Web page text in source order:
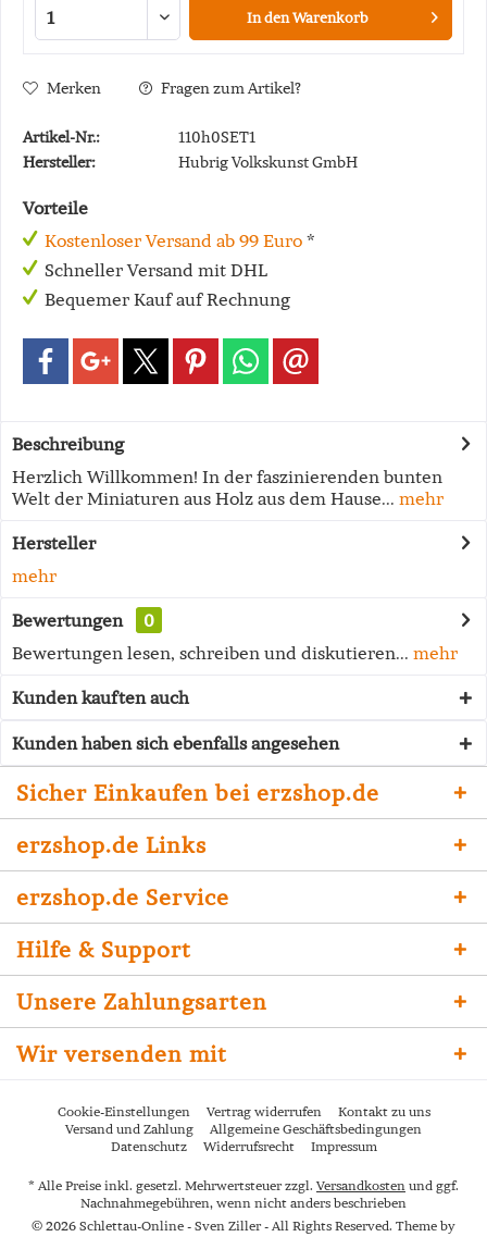
In denWarenkorb
Merken Fragen zum Artikel?
Artikel-Nr.:
110h0SET1
Hersteller:
Hubrig Volkskunst GmbH
Vorteile
Kostenloser Versand ab 99 Euro *
Schneller Versand mit DHL
Bequemer Kauf auf Rechnung
Beschreibung
Herzlich Willkommen! In der faszinierenden bunten
Welt der Miniaturen aus Holz aus dem Hause... mehr
Hersteller
mehr
Bewertungen
0
Bewertungen lesen, schreiben und diskutieren... mehr
Kunden kauften auch
Kunden haben sich ebenfalls angesehen
Sicher Einkaufen bei erzshop.de
erzshop.de Links
erzshop.de Service
Hilfe & Support
Unsere Zahlungsarten
Wir versenden mit
Cookie-Einstellungen Vertrag widerrufen
Kontakt zu uns
Versand und Zahlung
Allgemeine Geschäftsbedingungen
Datenschutz
Widerrufsrecht Impressum
* Alle Preise inkl. gesetzl. Mehrwertsteuer zzgl. Versandkosten und ggf.
Nachnahmegebühren, wenn nicht anders beschrieben
© 2026 Schlettau-Online - Sven Ziller - All Rights Reserved. Theme by